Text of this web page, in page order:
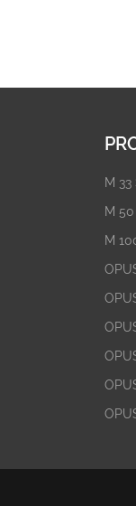
M 33
M
M